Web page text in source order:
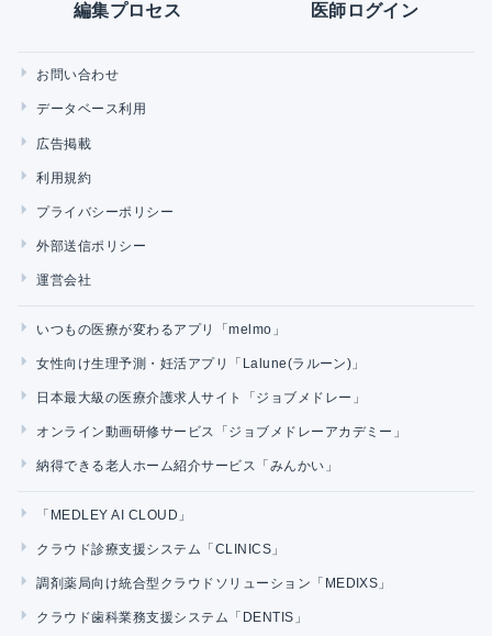
編集プロセス 医師ログイン
お問い合わせ
データベース利用
広告掲載
利用規約
プライバシーポリシー
外部送信ポリシー
運営会社
いつもの医療が変わるアプリ「melmo」
女性向け生理予測・妊活アプリ「Lalune(ラルーン)」
日本最大級の医療介護求人サイト「ジョブメドレー」
オンライン動画研修サービス「ジョブメドレーアカデミー」
納得できる老人ホーム紹介サービス「みんかい」
「MEDLEY AI CLOUD」
クラウド診療支援システム「CLINICS」
調剤薬局向け統合型クラウドソリューション「MEDIXS」
クラウド歯科業務支援システム「DENTIS」